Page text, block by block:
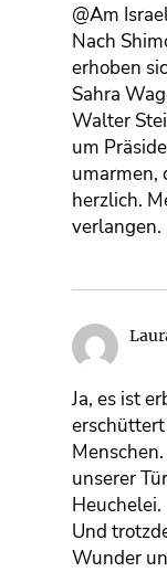
@Am
Nach
erhoben
Sahra
Walter
um
umarmen,
herzlich.
verlangen.
Ja, es ist
unserer
Heuchelei.
Und
Wunder